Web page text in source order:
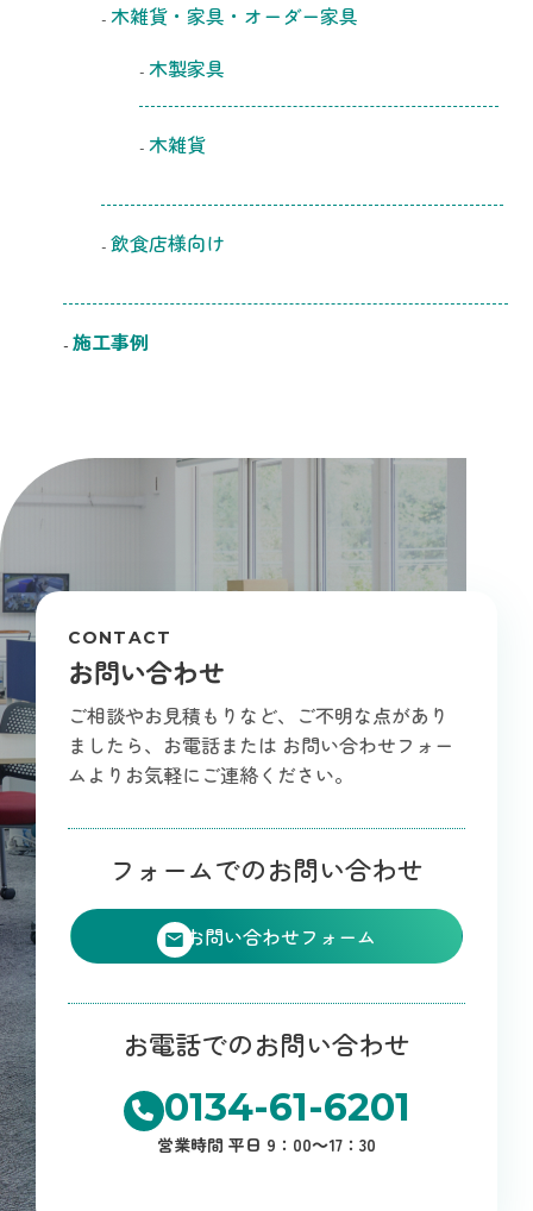
木雑貨・家具・オーダー家具
木製家具
木雑貨
飲食店様向け
施工事例
CONTACT
お問い合わせ
ご相談やお見積もりなど、ご不明な点があり
ましたら、お電話または お問い合わせフォー
ムよりお気軽にご連絡ください。
フォームでのお問い合わせ
お問い合わせフォーム
お電話でのお問い合わせ
0134-61-6201
営業時間 平日 9：00～17：30